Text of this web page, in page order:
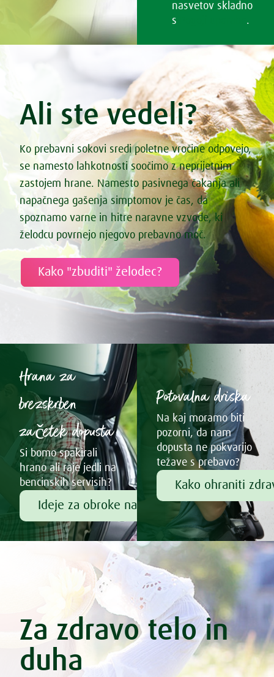
nasvetov skladno
s
.
Ali ste vedeli?
Ko prebavni sokovi sredi poletne vročine odpovejo,
se namesto lahkotnosti soočimo z neprijetnim
zastojem hrane. Namesto pasivnega čakanja ali
napačnega gašenja simptomov je čas, da
spoznamo varne in hitre naravne vzvode, ki
želodcu povrnejo njegovo prebavno moč.
Kako "zbuditi" želodec?
Hrana za
brezskrben
začetek dopusta
Si bomo spakirali
hrano ali raje jedli na
bencinskih servisih?
Ideje za obroke na poti
Potovalna driska
Na kaj moramo biti
pozorni, da nam
dopusta ne pokvarijo
težave s prebavo?
Kako ohraniti
Za zdravo telo in
duha